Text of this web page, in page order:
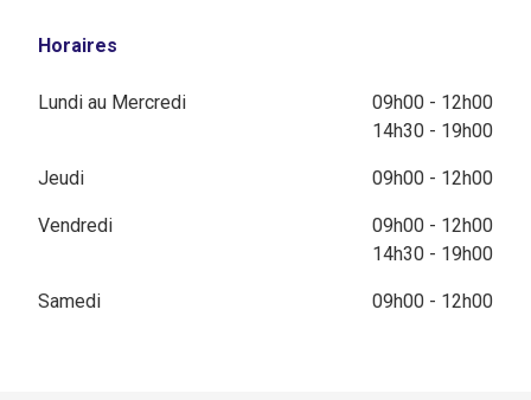
Horaires
Lundi au Mercredi
09h00 - 12h00
14h30 - 19h00
Jeudi 09h00 - 12h00
Vendredi
09h00 - 12h00
14h30 - 19h00
Samedi 09h00 - 12h00